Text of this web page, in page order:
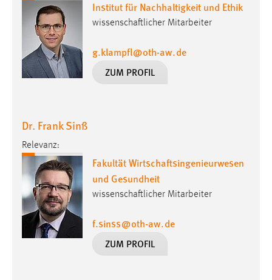
Institut für Nachhaltigkeit und Ethik
wissenschaftlicher Mitarbeiter
g.klampfl@oth-aw.de
ZUM PROFIL
Dr. Frank Sinß
Relevanz:
Fakultät Wirtschaftsingenieurwesen
und Gesundheit
wissenschaftlicher Mitarbeiter
f.sinss@oth-aw.de
ZUM PROFIL